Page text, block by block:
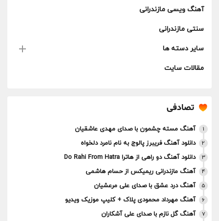
آهنگ ویسی مازندرانی
سنتی مازندرانی
سایر دسته ها
مقالات سایت
تصادفی
1 آهنگ مسته چشمون با صدای مهدی عاشقیان
2 دانلود آهنگ فریبرز پالوج به نام نامرد دلخواه
3 دانلود آهنگ دو راهی از هاترا Do Rahi From Hatra
4 آهنگ مازندرانی ریمیکس از حسام هاشمی
5 آهنگ درد عشق با صدای علی مرعشیان
6 آهنگ مهرداد محمودی پلاک + کلیپ موزیک ویدیو
7 آهنگ گل نازم با صدای علی آشکاران